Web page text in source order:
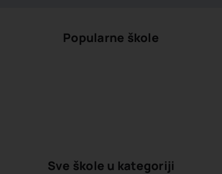
Popularne škole
Sve škole u kategoriji